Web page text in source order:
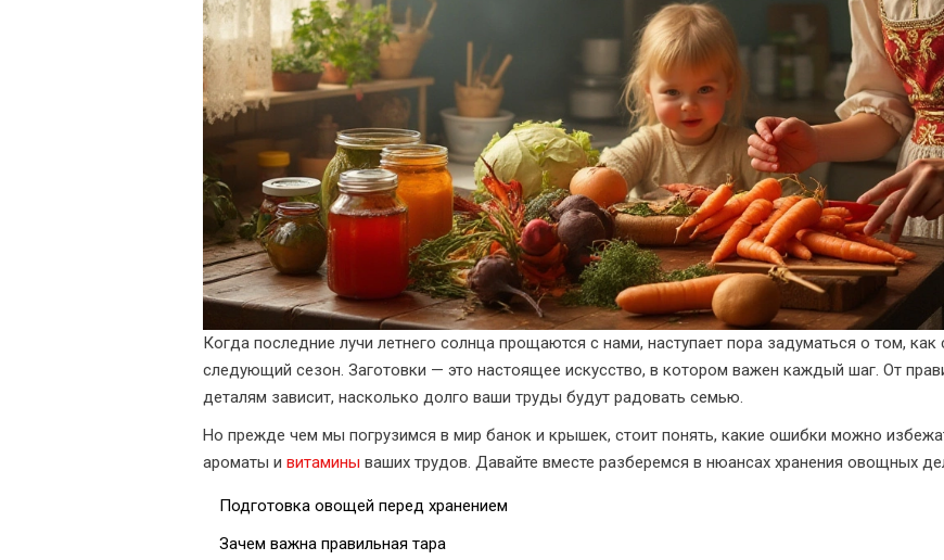
Когда последние лучи летнего солнца прощаются с нами, наступает пора задуматься о том,
следующий сезон. Заготовки — это настоящее искусство, в котором важен каждый шаг. От
деталям зависит, насколько долго ваши труды будут радовать семью.
Но прежде чем мы погрузимся в мир банок и крышек, стоит понять, какие ошибки можно
ароматы и витамины ваших трудов. Давайте вместе разберемся в нюансах хранения овощных
Подготовка овощей перед хранением
Зачем важна правильная тара